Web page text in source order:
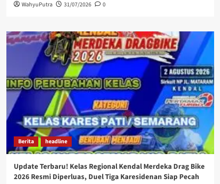
WahyuPutra 31/07/2026 0
Berita headline
Update Terbaru! Kelas Regional Kendal Merdeka Drag Bike
2026 Resmi Diperluas, Duel Tiga Karesidenan Siap Pecah